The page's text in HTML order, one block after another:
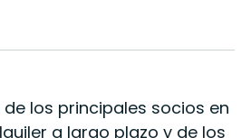
de los principales socios en
a largo plazo y de los